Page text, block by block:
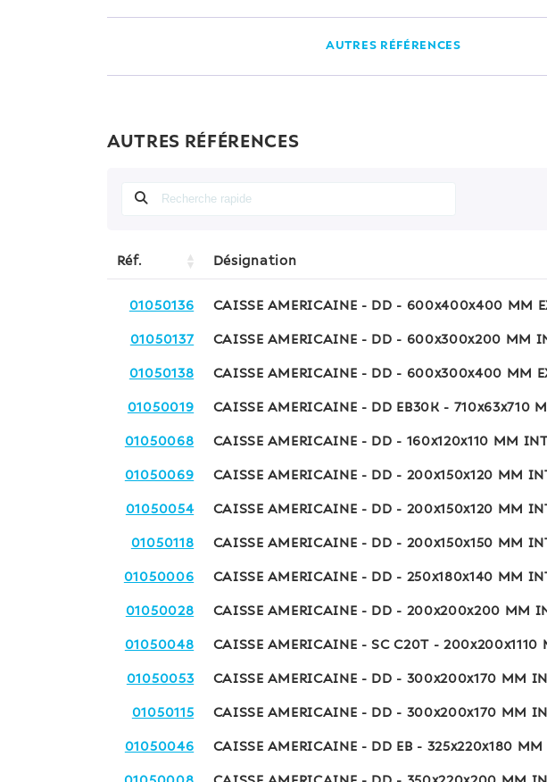
AUTRES RÉFÉRENCES
AUTRES RÉFÉRENCES
Réf. Désignation
01050136 CAISSE AMERICAINE - DD - 600x400x400 MM
01050137 CAISSE AMERICAINE - DD - 600x300x200 MM
01050138 CAISSE AMERICAINE - DD - 600x300x400 MM
01050019 CAISSE AMERICAINE - DD EB30K - 710x63x710
01050068 CAISSE AMERICAINE - DD - 160x120x110 MM
01050069 CAISSE AMERICAINE - DD - 200x150x120 MM
01050054 CAISSE AMERICAINE - DD - 200x150x120 MM
01050118 CAISSE AMERICAINE - DD - 200x150x150 MM
01050006 CAISSE AMERICAINE - DD - 250x180x140 MM
01050028 CAISSE AMERICAINE - DD - 200x200x200 MM
01050048 CAISSE AMERICAINE - SC C20T - 200x200x1110
01050053 CAISSE AMERICAINE - DD - 300x200x170 MM
01050115 CAISSE AMERICAINE - DD - 300x200x170 MM
01050046 CAISSE AMERICAINE - DD EB - 325x220x180